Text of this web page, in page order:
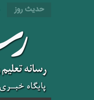
حدیث روز